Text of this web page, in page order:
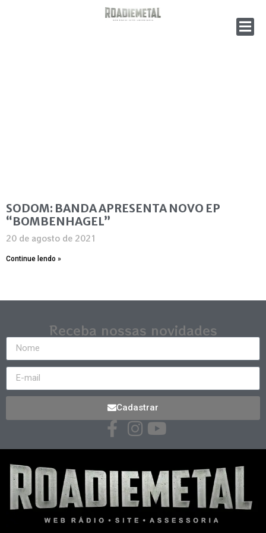
SODOM: BANDA APRESENTA NOVO EP
“BOMBENHAGEL”
20 de agosto de 2021
Continue lendo »
Receba nossas novidades
Cadastrar